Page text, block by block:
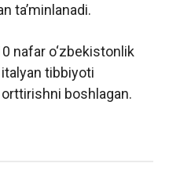
taʼminlanadi.
nafar o‘zbekistonlik
tibbiyoti
boshlagan.